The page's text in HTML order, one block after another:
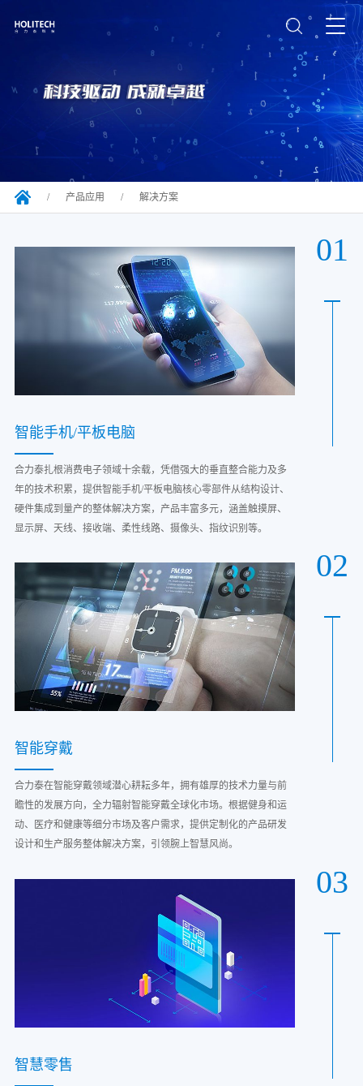
/ 产品应用 / 解决方案
智能手机/平板电脑
合力泰扎根消费电子领域十余载，凭借强大的垂直整合能力及多
年的技术积累，提供智能手机/平板电脑核心零部件从结构设计、
硬件集成到量产的整体解决方案，产品丰富多元，涵盖触摸屏、
显示屏、天线、接收端、柔性线路、摄像头、指纹识别等。
01
02
智能穿戴
合力泰在智能穿戴领域潜心耕耘多年，拥有雄厚的技术力量与前
瞻性的发展方向，全力辐射智能穿戴全球化市场。根据健身和运
动、医疗和健康等细分市场及客户需求，提供定制化的产品研发
设计和生产服务整体解决方案，引领腕上智慧风尚。
智慧零售
03